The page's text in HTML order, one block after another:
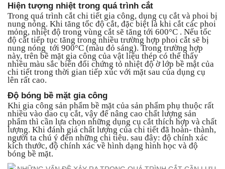
Hiện tượng nhiệt trong quá trình cắt
Trong quá trình cắt chi tiết gia công, dụng cụ cắt và phoi bị
nung nóng. Khi tăng tốc độ cắt, đặc biệt là khi cắt các phoi
mỏng, nhiệt độ trong vùng cắt sẽ tăng tới 600°C . Nếu tốc
độ cắt tiếp tục tăng trong nhiều trường hợp phoi cắt sẽ bị
nung nóng tới 900°C (màu đỏ sáng). Trong trường hợp
này, trên bề mặt gia công của vật liệu thép có thể thấy
nhiều màu sắc biến đổi chứng tỏ nhiệt độ ờ lớp bề mặt của
chi tiết trong thời gian tiếp xúc với mặt sau của dụng cụ
lên rất cao.
Độ bóng bề mặt gia công
Khi gia công sản phẩm bề mặt của sản phẩm phụ thuộc rất
nhiều vào dao cụ cắt, vậy để nâng cao chất lượng sản
phẩm thì cần lựa chọn những dụng cụ cắt thích hợp và chất
lượng. Khi đánh giá chất lượng của chi tiết đã hoàn- thành,
người ta chú ý đến những chi tiêu. sau đây: độ chính xác
kích thước, độ chính xác về hình dạng hình học và độ
bóng bề mặt.